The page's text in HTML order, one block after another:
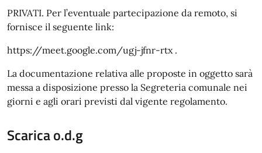
PRIVATI. Per l’eventuale partecipazione da remoto, si
fornisce il seguente link:
https://meet.google.com/ugj-jfnr-rtx .
La documentazione relativa alle proposte in oggetto sarà
messa a disposizione presso la Segreteria comunale nei
giorni e agli orari previsti dal vigente regolamento.
Scarica o.d.g